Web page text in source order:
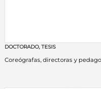
DOCTORADO, TESIS
Coreógrafas, directoras y